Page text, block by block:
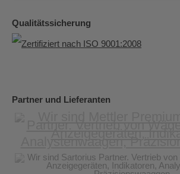
Qualitätssicherung
Partner und Lieferanten